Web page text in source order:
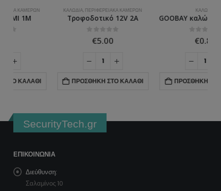
ΚΑΛΏΔΙΑ ΠΕΡΙΦΕΡΕΙΑΚΆ ΚΑΜΕΡΏΝ
Τροφοδοτικό 12V 2Α
ΠΡΟΣΘΉΚΗ ΣΤΟ ΚΑΛΆΘΙ
GOOBAY καλώδιο δικτύου 95249, CAT 6 U/UTP, CCA, PVC, 0.25m, κίτρινο
ΠΡΟΣΘΉΚΗ ΣΤΟ ΚΑΛΆΘΙ
SecurityTech.gr
ΕΠΙΚΟΙΝΩΝΊΑ
Διεύθυνση:
Σαλαμίνος 10